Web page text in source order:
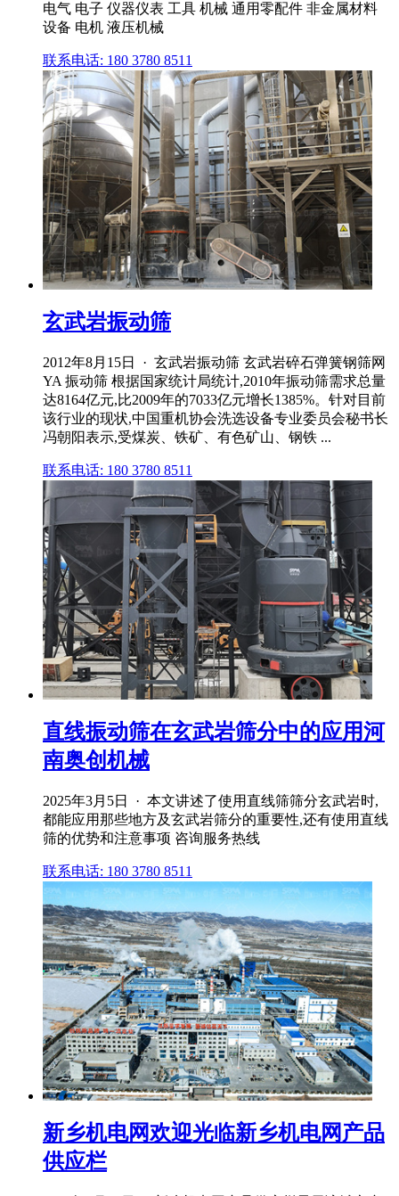
电气 电子 仪器仪表 工具 机械 通用零配件 非金属材料
设备 电机 液压机械
联系电话: 180 3780 8511
玄武岩振动筛
2012年8月15日 · 玄武岩振动筛 玄武岩碎石弹簧钢筛网
YA 振动筛 根据国家统计局统计,2010年振动筛需求总量
达8164亿元,比2009年的7033亿元增长1385%。针对目前
该行业的现状,中国重机协会洗选设备专业委员会秘书长
冯朝阳表示,受煤炭、铁矿、有色矿山、钢铁 ...
联系电话: 180 3780 8511
直线振动筛在玄武岩筛分中的应用河
南奥创机械
2025年3月5日 · 本文讲述了使用直线筛筛分玄武岩时,
都能应用那些地方及玄武岩筛分的重要性,还有使用直线
筛的优势和注意事项 咨询服务热线
联系电话: 180 3780 8511
新乡机电网欢迎光临新乡机电网产品
供应栏